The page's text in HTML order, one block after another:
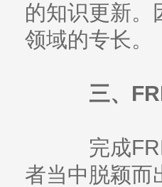
的知识更新。
领域的专长。
三、FRM
完成FRM
者当中脱颖而